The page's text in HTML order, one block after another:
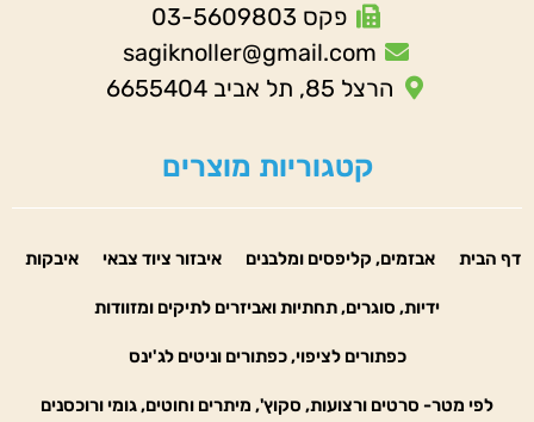
פקס 03-5609803
sagiknoller@gmail.com
הרצל 85, תל אביב 6655404
קטגוריות מוצרים
דף הבית אבזמים, קליפסים ומלבנים איבזור ציוד צבאי איבקות
ידיות, סוגרים, תחתיות ואביזרים לתיקים ומזוודות
כפתורים לציפוי, כפתורים וניטים לג'ינס
לפי מטר- סרטים ורצועות, סקוץ', מיתרים וחוטים, גומי ורוכסנים